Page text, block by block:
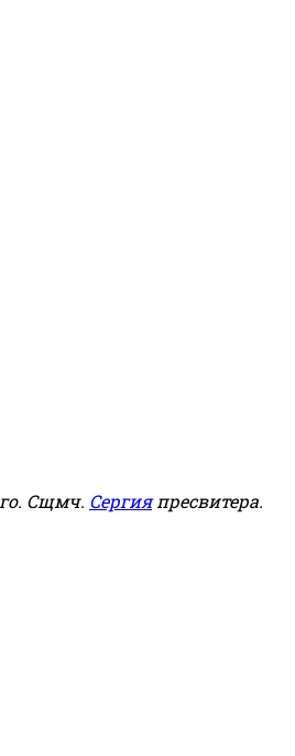
Сщмч. Сергияпресвитера.